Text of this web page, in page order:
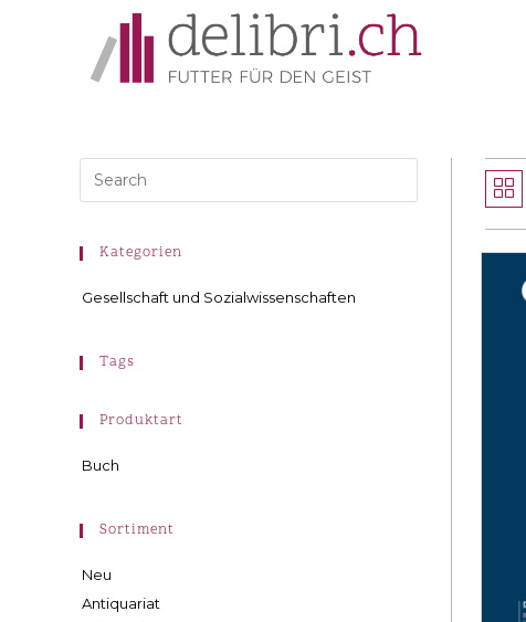
Kategorien
Gesellschaft und Sozialwissenschaften
Tags
Produktart
Buch
Sortiment
Neu
Antiquariat